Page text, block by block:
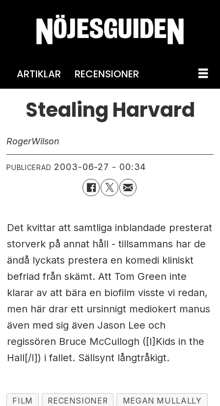
ARTIKLAR RECENSIONER
Stealing Harvard
RogerWilson
PUBLICERAD 2003-06-27 - 00:34
Det kvittar att samtliga inblandade presterat
storverk på annat håll - tillsammans har de
ändå lyckats prestera en komedi kliniskt
befriad från skämt. Att Tom Green inte
klarar av att bära en biofilm visste vi redan,
men här drar ett ursinnigt mediokert manus
även med sig även Jason Lee och
regissören Bruce McCullogh ([I]Kids in the
Hall[/I]) i fallet. Sällsynt långtråkigt.
FILM RECENSIONER
MEGAN MULLALLY